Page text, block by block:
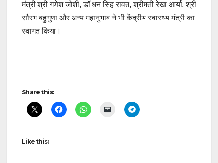
मंत्री श्री गणेश जोशी, डॉ.धन सिंह रावत, श्रीमती रेखा आर्या, श्री
सौरभ बहुगुणा और अन्य महानुभाव ने भी केंद्रीय स्वास्थ्य मंत्री का
स्वागत किया।
Reading
Post
navigation
Share this:
Like this: